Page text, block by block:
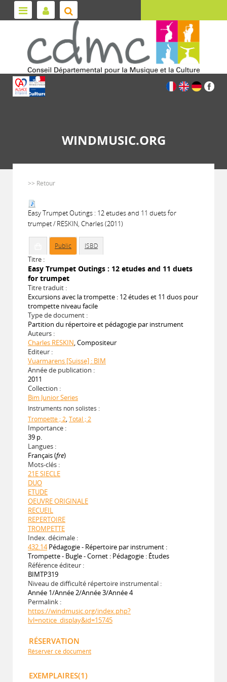
WINDMUSIC.ORG
>> Retour
Easy Trumpet Outings : 12 etudes and 11 duets for
trumpet / RESKIN, Charles (2011)
Public ISBD
Titre :
Easy Trumpet Outings : 12 etudes and 11 duets
for trumpet
Titre traduit :
Excursions avec la trompette : 12 études et 11 duos pour
trompette niveau facile
Type de document :
Partition du répertoire et pédagogie par instrument
Auteurs :
Charles RESKIN, Compositeur
Editeur :
Vuarmarens [Suisse] : BIM
Année de publication :
2011
Collection :
Bim Junior Series
Instruments non solistes :
Trompette ; 2, Total ; 2
Importance :
39 p.
Langues :
Français (fre)
Mots-clés :
21E SIECLE
DUO
ETUDE
OEUVRE ORIGINALE
RECUEIL
REPERTOIRE
TROMPETTE
Index. décimale :
432.14 Pédagogie - Répertoire par instrument :
Trompette - Bugle - Cornet : Pédagogie : Études
Référence éditeur :
BIMTP319
Niveau de difficulté répertoire instrumental :
Année 1/Année 2/Année 3/Année 4
Permalink :
https://windmusic.org/index.php?
lvl=notice_display&id=15745
RÉSERVATION
Réserver ce document
EXEMPLAIRES(1)